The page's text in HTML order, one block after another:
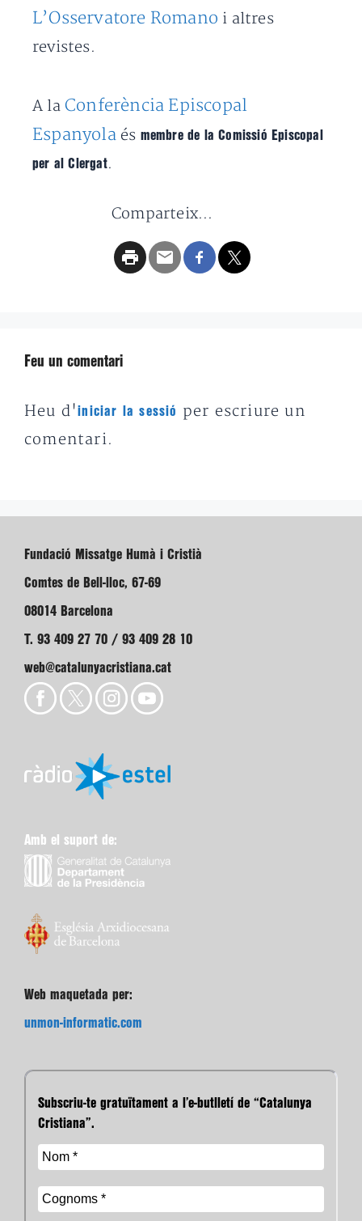
L’Osservatore Romano i altres
revistes.
A la Conferència Episcopal
Espanyola és membre de la Comissió Episcopal
per al Clergat.
Comparteix...
Feu un comentari
Heu d'iniciar la sessió
per escriure un
comentari.
Fundació Missatge Humà i Cristià
Comtes de Bell-lloc, 67-69
08014 Barcelona
T. 93 409 27 70 / 93 409 28 10
web@catalunyacristiana.cat
Amb el suport de:
Web maquetada per:
unmon-informatic.com
Subscriu-te gratuïtament a l’e-butlletí de “Catalunya
Cristiana”.